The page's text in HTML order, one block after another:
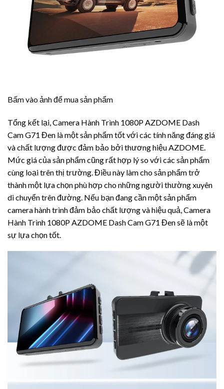
Bấm vào ảnh để mua sản phẩm
Tổng kết lại, Camera Hành Trình 1080P AZDOME Dash
Cam G71 Đen là một sản phẩm tốt với các tính năng đáng giá
và chất lượng được đảm bảo bởi thương hiệu AZDOME.
Mức giá của sản phẩm cũng rất hợp lý so với các sản phẩm
cùng loại trên thị trường. Điều này làm cho sản phẩm trở
thành một lựa chọn phù hợp cho những người thường xuyên
di chuyển trên đường. Nếu bạn đang cần một sản phẩm
camera hành trình đảm bảo chất lượng và hiệu quả, Camera
Hành Trình 1080P AZDOME Dash Cam G71 Đen sẽ là một
sự lựa chọn tốt.